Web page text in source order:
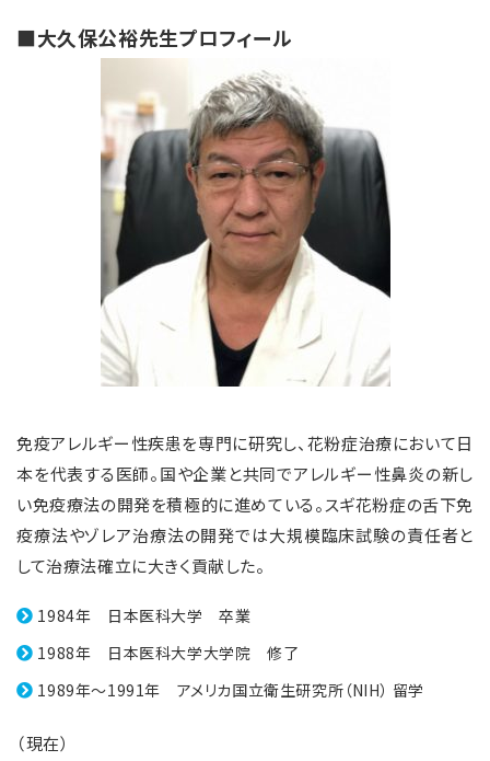
■大久保公裕先生プロフィール
免疫アレルギー性疾患を専門に研究し、花粉症治療において日
本を代表する医師。国や企業と共同でアレルギー性鼻炎の新し
い免疫療法の開発を積極的に進めている。スギ花粉症の舌下免
疫療法やゾレア治療法の開発では大規模臨床試験の責任者と
して治療法確立に大きく貢献した。
1984年 日本医科大学 卒業
1988年 日本医科大学大学院 修了
1989年～1991年 アメリカ国立衛生研究所（NIH） 留学
（現在）